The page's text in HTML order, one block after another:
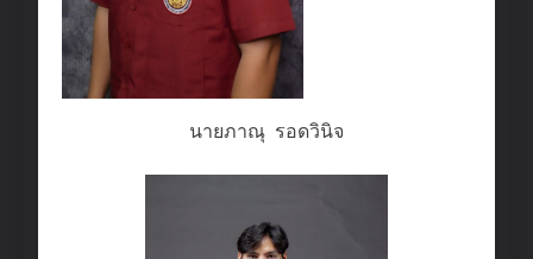
นายภาณุ รอดวินิจ